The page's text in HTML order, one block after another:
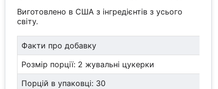
Виготовлено в США з інгредієнтів з усього
світу.
Факти про добавку
Розмір порції: 2 жувальні цукерки
Порцій в упаковці: 30